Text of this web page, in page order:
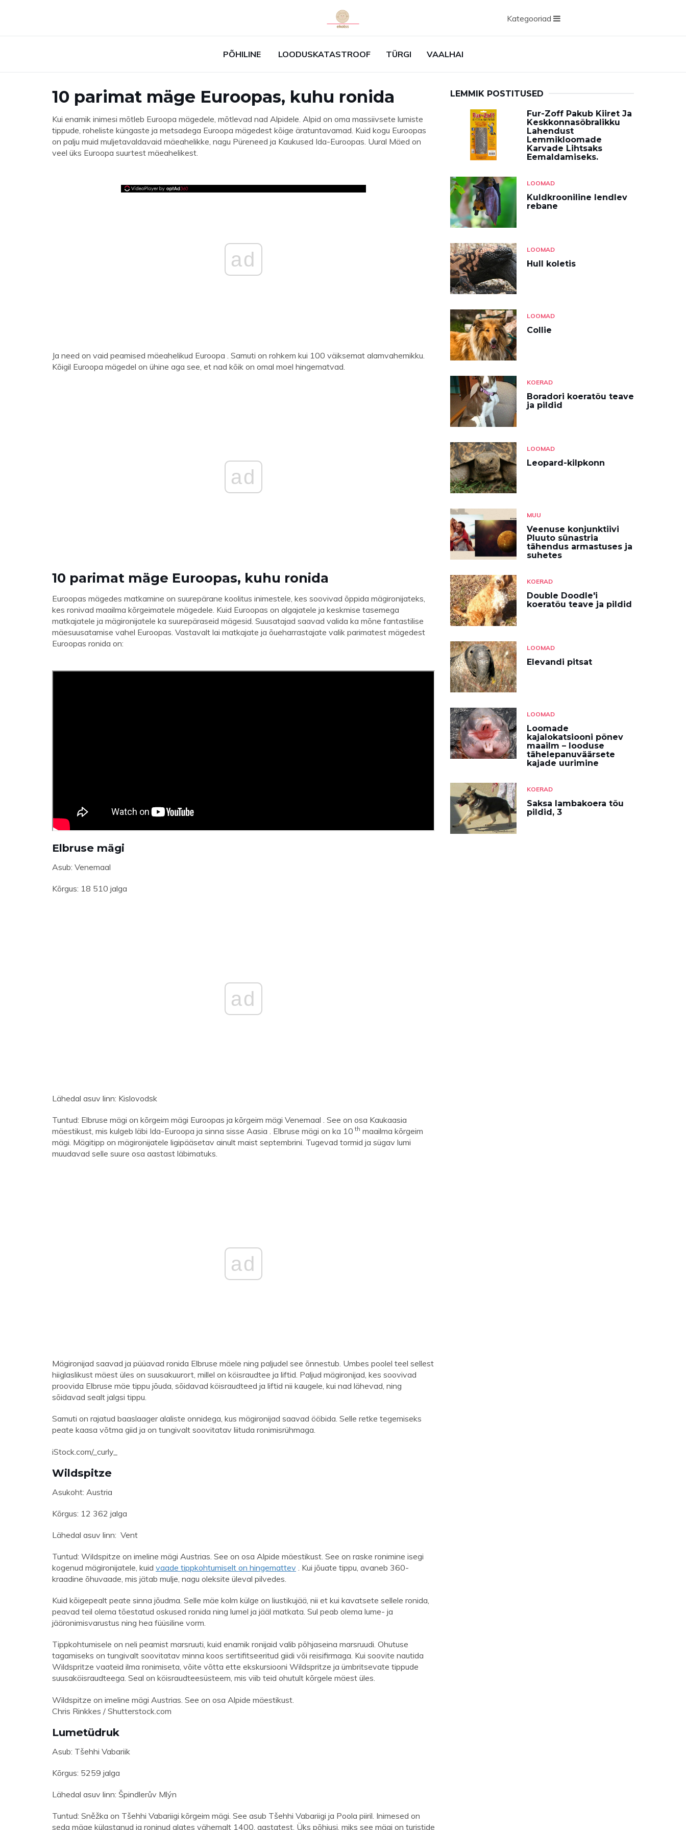
Kategooriad
PÕHILINE LOODUSKATASTROOF TÜRGI VAALHAI
10 parimat mäge Euroopas, kuhu ronida
Kui enamik inimesi mõtleb Euroopa mägedele, mõtlevad nad Alpidele. Alpid on oma massiivsete lumiste
tippude, roheliste küngaste ja metsadega Euroopa mägedest kõige äratuntavamad. Kuid kogu Euroopas
on palju muid muljetavaldavaid mäeahelikke, nagu Püreneed ja Kaukused Ida-Euroopas. Uural Mäed on
veel üks Euroopa suurtest mäeahelikest.
ad
Ja need on vaid peamised mäeahelikud Euroopa . Samuti on rohkem kui 100 väiksemat alamvahemikku.
Kõigil Euroopa mägedel on ühine aga see, et nad kõik on omal moel hingematvad.
ad
10 parimat mäge Euroopas, kuhu ronida
Euroopas mägedes matkamine on suurepärane koolitus inimestele, kes soovivad õppida mägironijateks,
kes ronivad maailma kõrgeimatele mägedele. Kuid Euroopas on algajatele ja keskmise tasemega
matkajatele ja mägironijatele ka suurepäraseid mägesid. Suusatajad saavad valida ka mõne fantastilise
mäesuusatamise vahel Euroopas. Vastavalt lai matkajate ja õueharrastajate valik parimatest mägedest
Euroopas ronida on:
Elbruse mägi
Asub: Venemaal
Kõrgus: 18 510 jalga
ad
Lähedal asuv linn: Kislovodsk
Tuntud: Elbruse mägi on kõrgeim mägi Euroopas ja kõrgeim mägi Venemaal . See on osa Kaukaasia
mäestikust, mis kulgeb läbi Ida-Euroopa ja sinna sisse Aasia . Elbruse mägi on ka 10 th maailma kõrgeim
mägi. Mägitipp on mägironijatele ligipääsetav ainult maist septembrini. Tugevad tormid ja sügav lumi
muudavad selle suure osa aastast läbimatuks.
ad
Mägironijad saavad ja püüavad ronida Elbruse mäele ning paljudel see õnnestub. Umbes poolel teel sellest
hiiglaslikust mäest üles on suusakuurort, millel on köisraudtee ja liftid. Paljud mägironijad, kes soovivad
proovida Elbruse mäe tippu jõuda, sõidavad köisraudteed ja liftid nii kaugele, kui nad lähevad, ning
sõidavad sealt jalgsi tippu.
Samuti on rajatud baaslaager alaliste onnidega, kus mägironijad saavad ööbida. Selle retke tegemiseks
peate kaasa võtma giid ja on tungivalt soovitatav liituda ronimisrühmaga.
iStock.com/_curly_
Wildspitze
Asukoht: Austria
Kõrgus: 12 362 jalga
Lähedal asuv linn: Vent
Tuntud: Wildspitze on imeline mägi Austrias. See on osa Alpide mäestikust. See on raske ronimine isegi
kogenud mägironijatele, kuid vaade tippkohtumiselt on hingemattev . Kui jõuate tippu, avaneb 360-
kraadine õhuvaade, mis jätab mulje, nagu oleksite üleval pilvedes.
Kuid kõigepealt peate sinna jõudma. Selle mäe kolm külge on liustikujää, nii et kui kavatsete sellele ronida,
peavad teil olema tõestatud oskused ronida ning lumel ja jääl matkata. Sul peab olema lume- ja
jääronimisvarustus ning hea füüsiline vorm.
Tippkohtumisele on neli peamist marsruuti, kuid enamik ronijaid valib põhjaseina marsruudi. Ohutuse
tagamiseks on tungivalt soovitatav minna koos sertifitseeritud giidi või reisifirmaga. Kui soovite nautida
Wildspritze vaateid ilma ronimiseta, võite võtta ette ekskursiooni Wildspritze ja ümbritsevate tippude
suusaköisraudteega. Seal on köisraudteesüsteem, mis viib teid ohutult kõrgele mäest üles.
Wildspitze on imeline mägi Austrias. See on osa Alpide mäestikust.
Chris Rinkkes / Shutterstock.com
Lumetüdruk
Asub: Tšehhi Vabariik
Kõrgus: 5259 jalga
Lähedal asuv linn: Špindlerův Mlýn
Tuntud: Sněžka on Tšehhi Vabariigi kõrgeim mägi. See asub Tšehhi Vabariigi ja Poola piiril. Inimesed on
seda mäge külastanud ja roninud alates vähemalt 1400. aastatest. Üks põhjusi, miks see mägi on turistide
LEMMIK POSTITUSED
Fur-Zoff Pakub Kiiret Ja
Keskkonnasõbralikku
Lahendust
Lemmikloomade
Karvade Lihtsaks
Eemaldamiseks.
LOOMAD
Kuldkrooniline lendlev
rebane
LOOMAD
Hull koletis
LOOMAD
Collie
KOERAD
Boradori koeratõu teave
ja pildid
LOOMAD
Leopard-kilpkonn
MUU
Veenuse konjunktiivi
Pluuto sünastria
tähendus armastuses ja
suhetes
KOERAD
Double Doodle'i
koeratõu teave ja pildid
LOOMAD
Elevandi pitsat
LOOMAD
Loomade
kajalokatsiooni põnev
maailm – looduse
tähelepanuväärsete
kajade uurimine
KOERAD
Saksa lambakoera tõu
pildid, 3